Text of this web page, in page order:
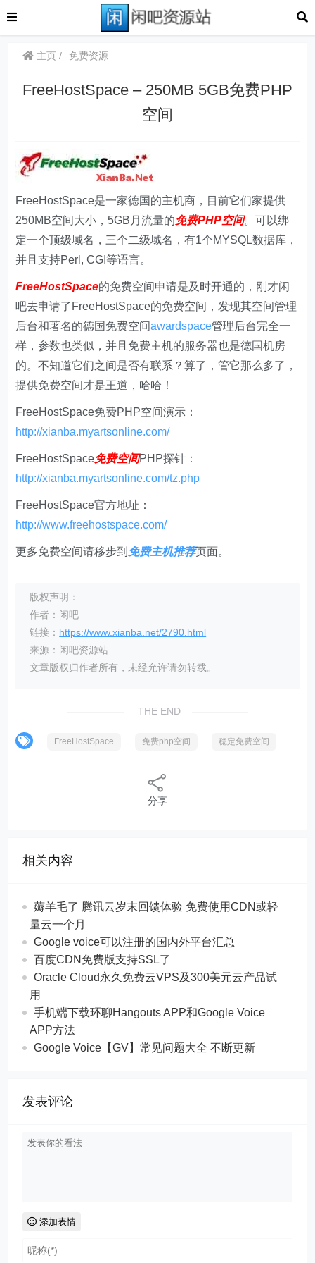
主页 免费资源
FreeHostSpace – 250MB 5GB免费PHP
空间
FreeHostSpace是一家德国的主机商，目前它们家提供
250MB空间大小，5GB月流量的免费PHP空间。可以绑
定一个顶级域名，三个二级域名，有1个MYSQL数据库，
并且支持Perl, CGI等语言。
FreeHostSpace的免费空间申请是及时开通的，刚才闲
吧去申请了FreeHostSpace的免费空间，发现其空间管理
后台和著名的德国免费空间awardspace管理后台完全一
样，参数也类似，并且免费主机的服务器也是德国机房
的。不知道它们之间是否有联系？算了，管它那么多了，
提供免费空间才是王道，哈哈！
FreeHostSpace免费PHP空间演示：
http://xianba.myartsonline.com/
FreeHostSpace免费空间PHP探针：
http://xianba.myartsonline.com/tz.php
FreeHostSpace官方地址：
http://www.freehostspace.com/
更多免费空间请移步到 免费主机推荐页面。
版权声明：
作者：闲吧
链接： https://www.xianba.net/2790.html
来源：闲吧资源站
文章版权归作者所有，未经允许请勿转载。
THE END
FreeHostSpace 免费php空间 稳定免费空间
分享
相关内容
薅羊毛了 腾讯云岁末回馈体验 免费使用CDN或轻
量云一个月
Google voice可以注册的国内外平台汇总
百度CDN免费版支持SSL了
Oracle Cloud永久免费云VPS及300美元云产品试
用
手机端下载环聊Hangouts APP和Google Voice
APP方法
Google Voice【GV】常见问题大全 不断更新
发表评论
添加表情